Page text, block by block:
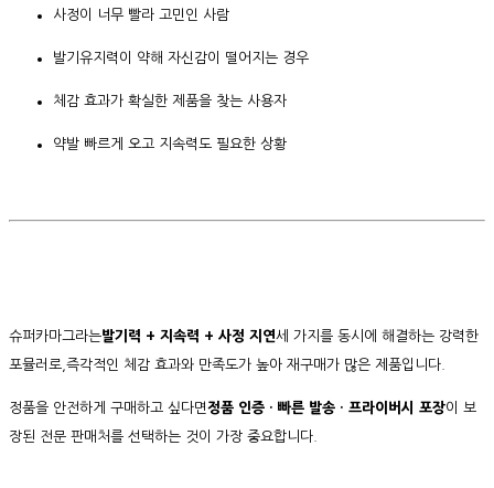
사정이 너무 빨라 고민인 사람
발기유지력이 약해 자신감이 떨어지는 경우
체감 효과가 확실한 제품을 찾는 사용자
약발 빠르게 오고 지속력도 필요한 상황
슈퍼카마그라는발기력 + 지속력 + 사정 지연세 가지를 동시에 해결하는 강력한
포뮬러로,즉각적인 체감 효과와 만족도가 높아 재구매가 많은 제품입니다.
정품을 안전하게 구매하고 싶다면정품 인증 · 빠른 발송 · 프라이버시 포장이 보
장된 전문 판매처를 선택하는 것이 가장 중요합니다.